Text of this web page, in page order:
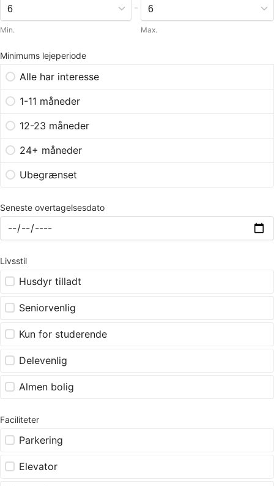
Min.
-
Max.
Minimums lejeperiode
Alle har interesse
1-11 måneder
12-23 måneder
24+ måneder
Ubegrænset
Seneste overtagelsesdato
Livsstil
Husdyr tilladt
Seniorvenlig
Kun for studerende
Delevenlig
Almen bolig
Faciliteter
Parkering
Elevator